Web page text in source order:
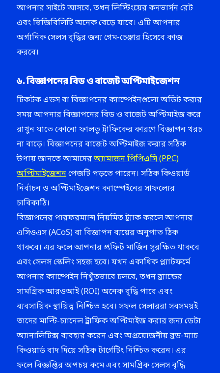
আপনার সাইটে আসবে, তখন লিস্টিংয়ের কনভার্সন রেট
এবং ভিজিবিলিটি অনেক বেড়ে যাবে। এটি আপনার
অর্গানিক সেলস বৃদ্ধির জন্য গেম-চেঞ্জার হিসেবে কাজ
করবে।
৬. বিজ্ঞাপনের বিড ও বাজেট অপ্টিমাইজেশন
টিকটক এডস বা বিজ্ঞাপনের ক্যাম্পেইনগুলো অডিট করার
সময় আপনার বিজ্ঞাপনের বিড ও বাজেট অপ্টিমাইজ করে
রাখুন যাতে কোনো ফালতু ট্রাফিকের কারণে বিজ্ঞাপন খরচ
না বাড়ে। বিজ্ঞাপনের বাজেট অপ্টিমাইজ করার সঠিক
উপায় জানতে আমাদেরঅ্যামাজন পিপিএসি (PPC)
অপ্টিমাইজেশনপেজটি পড়তে পারেন। সঠিক কিওয়ার্ড
নির্বাচন ও অপ্টিমাইজেশন ক্যাম্পেইনের সাফল্যের
চাবিকাঠি।
বিজ্ঞাপনের পারফরম্যান্স নিয়মিত ট্র্যাক করলে আপনার
এসিওএস (ACoS) বা বিজ্ঞাপন ব্যয়ের অনুপাত ঠিক
থাকবে। এর ফলে আপনার প্রফিট মার্জিন সুরক্ষিত থাকবে
এবং সেলস স্কেলিং সহজ হবে। যখন একাধিক প্ল্যাটফর্মে
আপনার ক্যাম্পেইন নিখুঁতভাবে চলবে, তখন ব্র্যান্ডের
সামগ্রিক আরওআই (ROI) অনেক বৃদ্ধি পাবে এবং
ব্যবসায়িক স্থায়িত্ব নিশ্চিত হবে। সফল সেলাররা সবসময়ই
তাদের মাল্টি-চ্যানেল ট্রাফিক অপ্টিমাইজ করার জন্য ডেটা
অ্যানালিটিক্স ব্যবহার করেন এবং অপ্রয়োজনীয় ব্রড-ম্যাচ
কিওয়ার্ড বাদ দিয়ে সঠিক টার্গেটিং নিশ্চিত করেন। এর
ফলে বিজ্ঞপ্তির অপচয় কমে এবং সামগ্রিক সেলস বৃদ্ধি